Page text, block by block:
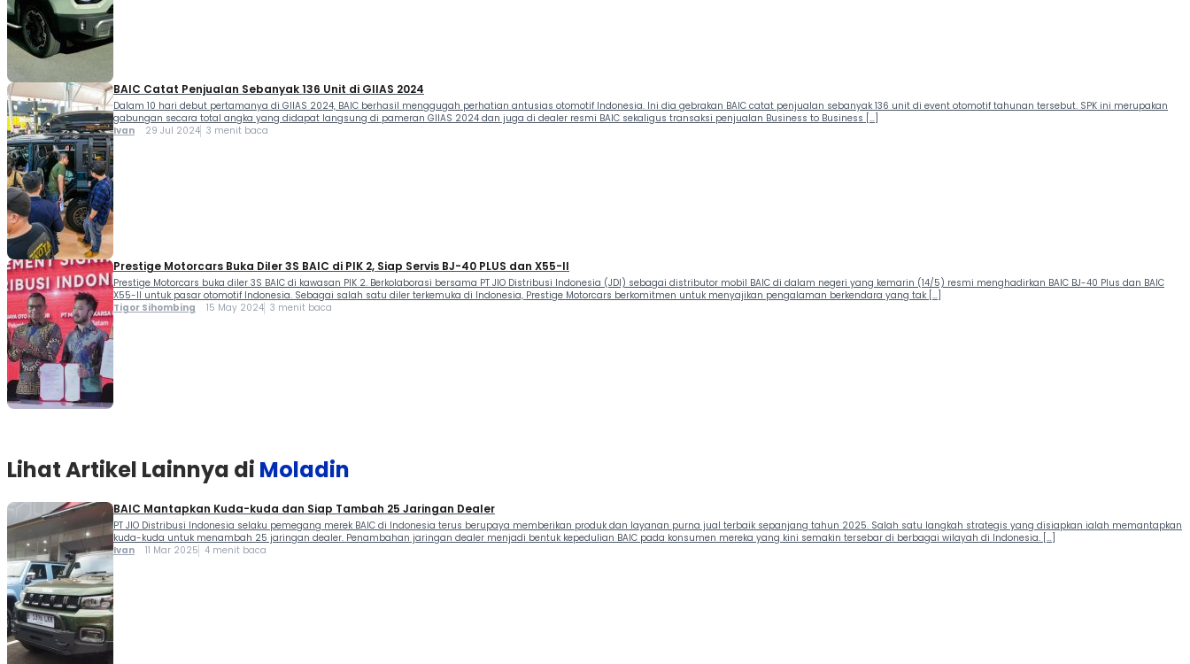
BAIC Catat Penjualan Sebanyak 136 Unit di GIIAS 2024
Dalam 10 hari debut pertamanya di GIIAS 2024, BAIC berhasil menggugah perhatian antusias otomotif Indonesia. Ini dia gebrakan BAIC catat penjualan sebanyak 136 unit di event otomotif tahunan tersebut. SPK ini merupakan
gabungan secara total angka yang didapat langsung di pameran GIIAS 2024 dan juga di dealer resmi BAIC sekaligus transaksi penjualan Business to Business […]
Ivan 29 Jul 2024 3 menit baca
Prestige Motorcars Buka Diler 3S BAIC di PIK 2, Siap Servis BJ-40 PLUS dan X55-II
Prestige Motorcars buka diler 3S BAIC di kawasan PIK 2. Berkolaborasi bersama PT JIO Distribusi Indonesia (JDI) sebagai distributor mobil BAIC di dalam negeri yang kemarin (14/5) resmi menghadirkan BAIC BJ-40 Plus dan BAIC
X55-II untuk pasar otomotif Indonesia. Sebagai salah satu diler terkemuka di Indonesia, Prestige Motorcars berkomitmen untuk menyajikan pengalaman berkendara yang tak […]
Tigor Sihombing 15 May 2024 3 menit baca
Lihat Artikel Lainnya di Moladin
BAIC Mantapkan Kuda-kuda dan Siap Tambah 25 Jaringan Dealer
PT JIO Distribusi Indonesia selaku pemegang merek BAIC di Indonesia terus berupaya memberikan produk dan layanan purna jual terbaik sepanjang tahun 2025. Salah satu langkah strategis yang disiapkan ialah memantapkan
kuda-kuda untuk menambah 25 jaringan dealer. Penambahan jaringan dealer menjadi bentuk kepedulian BAIC pada konsumen mereka yang kini semakin tersebar di berbagai wilayah di Indonesia. […]
Ivan 11 Mar 2025 4 menit baca